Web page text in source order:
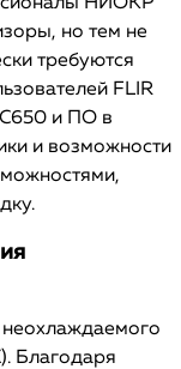
но тем не
требуются
FLIR
и ПО в
и возможности
Благодаря